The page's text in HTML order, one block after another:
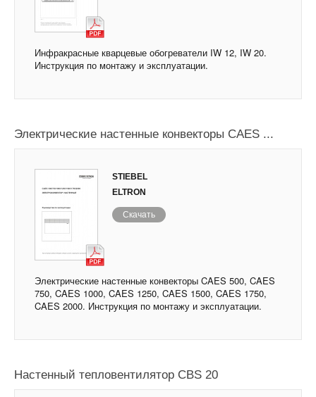
Инфракрасные кварцевые обогреватели IW 12, IW 20.
Инструкция по монтажу и эксплуатации.
Электрические настенные конвекторы CAES ...
STIEBEL
ELTRON
Скачать
Электрические настенные конвекторы CAES 500, CAES
750, CAES 1000, CAES 1250, CAES 1500, CAES 1750,
CAES 2000. Инструкция по монтажу и эксплуатации.
Настенный тепловентилятор CBS 20